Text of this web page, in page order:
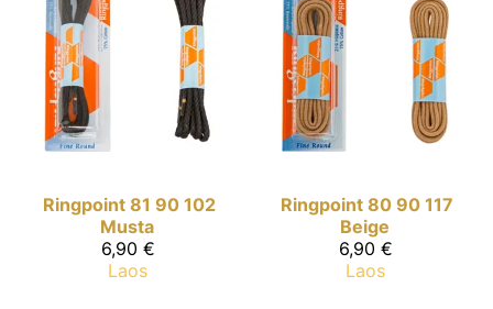
Ringpoint 81 90 102
Musta
6,90 €
Laos
Ringpoint 80 90 117
Beige
6,90 €
Laos